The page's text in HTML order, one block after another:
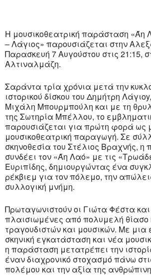
Η μουσικοθεατρική παράσταση «Άη
– Λάγιος» παρουσιάζεται στην
Παρασκευή 7 Αυγούστου στις 21:15,
Αλτιναλμάζη.
Σαράντα τρία χρόνια μετά την
ιστορικού δίσκου του Δημήτρη
Μιχάλη Μπουρμπούλη και με τη
της Σωτηρία Μπέλλου, το
παρουσιάζεται για πρώτη φορά ως
μουσικοθεατρική παραγωγή. Σε
σκηνοθεσία του Στέλιος Βραχνής,
συνδέει τον «Άη Λαό» με τις
Ευριπίδης, δημιουργώντας ένα
ρέκβιεμ για τον πόλεμο, την
συλλογική μνήμη.
Πρωταγωνιστούν οι Γιώτα Φέστα
πλαισιωμένες από πολυμελή θίασο
τραγουδιστών και μουσικών. Με μια
σκηνική εγκατάσταση και νέα
η παράσταση μετατρέπει την
έναν διαχρονικό στοχασμό πάνω
πολέμου και την αξία της